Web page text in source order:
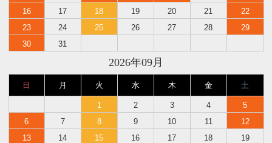
16
17 18 19 20 21
22
23
24 25 26 27 28
29
30
31
2026年09月
日 月 火 水 木 金 土
1 2 3 4
5
6
7 8 9 10 11
12
13
14 15 16 17 18
19